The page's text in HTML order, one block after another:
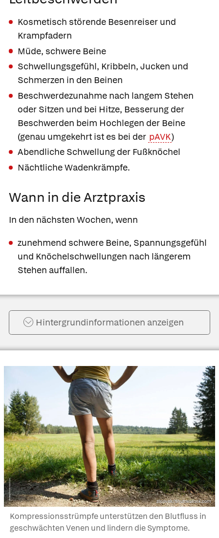
Kosmetisch störende Besenreiser und
Krampfadern
Müde, schwere Beine
Schwellungsgefühl, Kribbeln, Jucken und
Schmerzen in den Beinen
Beschwerdezunahme nach langem Stehen
oder Sitzen und bei Hitze, Besserung der
Beschwerden beim Hochlegen der Beine
(genau umgekehrt ist es bei der pAVK)
Abendliche Schwellung der Fußknöchel
Nächtliche Wadenkrämpfe.
Wann in die Arztpraxis
In den nächsten Wochen, wenn
zunehmend schwere Beine, Spannungsgefühl
und Knöchelschwellungen nach längerem
Stehen auffallen.
Hintergrund­informationen anzeigen
zlicovek/Shutterstock.com
Kompressionsstrümpfe unterstützen den Blutfluss in
geschwächten Venen und lindern die Symptome.